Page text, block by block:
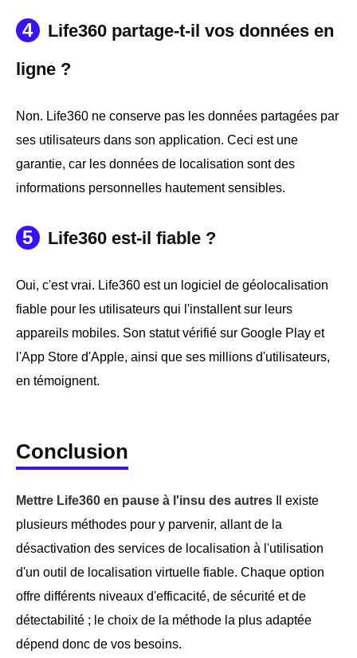
4
Life360 partage-t-il vos données en
ligne ?
Non. Life360 ne conserve pas les données partagées par
ses utilisateurs dans son application. Ceci est une
garantie, car les données de localisation sont des
informations personnelles hautement sensibles.
5 Life360 est-il fiable ?
Oui, c'est vrai. Life360 est un logiciel de géolocalisation
fiable pour les utilisateurs qui l'installent sur leurs
appareils mobiles. Son statut vérifié sur Google Play et
l'App Store d'Apple, ainsi que ses millions d'utilisateurs,
en témoignent.
Conclusion
Mettre Life360 en pause à l'insu des autres Il existe
plusieurs méthodes pour y parvenir, allant de la
désactivation des services de localisation à l'utilisation
d'un outil de localisation virtuelle fiable. Chaque option
offre différents niveaux d'efficacité, de sécurité et de
détectabilité ; le choix de la méthode la plus adaptée
dépend donc de vos besoins.